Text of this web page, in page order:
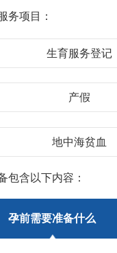
务项目：
生育服务登记
产假
地中海贫血
包含以下内容：
孕前需要准备什么